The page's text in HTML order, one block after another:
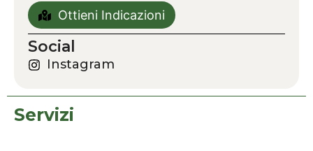
Ottieni Indicazioni
Social
Instagram
Servizi